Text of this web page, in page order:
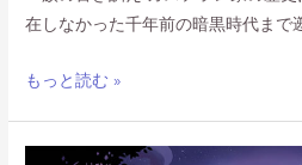
ィ
テ
ー
マ
在しなかった千年前の暗黒時代まで
カ
もっと読む »